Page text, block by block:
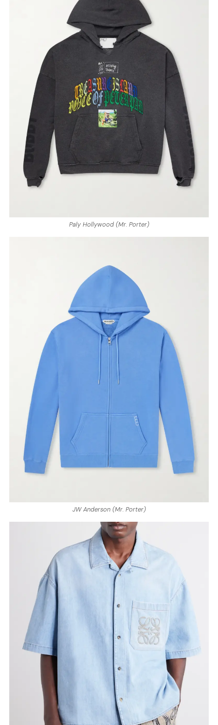
Paly Hollywood (Mr. Porter)
JW Anderson (Mr. Porter)